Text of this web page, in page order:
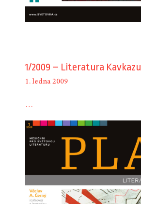
1/2009 – Literatura Kavkazu
1. ledna 2009
…